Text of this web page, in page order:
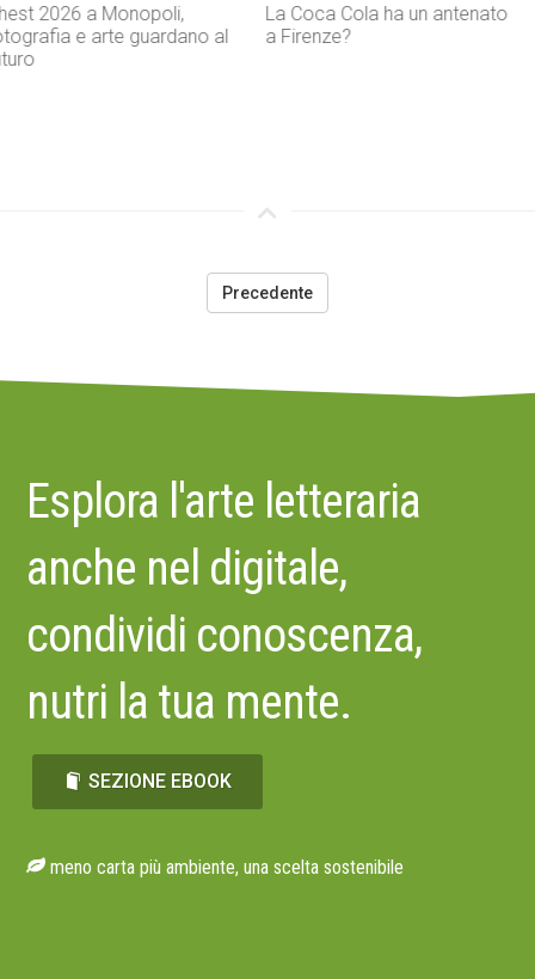
La Coca Cola ha un antenato
a Firenze?
Agenti IA e sicurezza, quando
l’autonomia diventa un rischio
Precedente
Esplora l'arte letteraria
anche nel digitale,
condividi conoscenza,
nutri la tua mente.
SEZIONE EBOOK
meno carta più ambiente, una scelta sostenibile